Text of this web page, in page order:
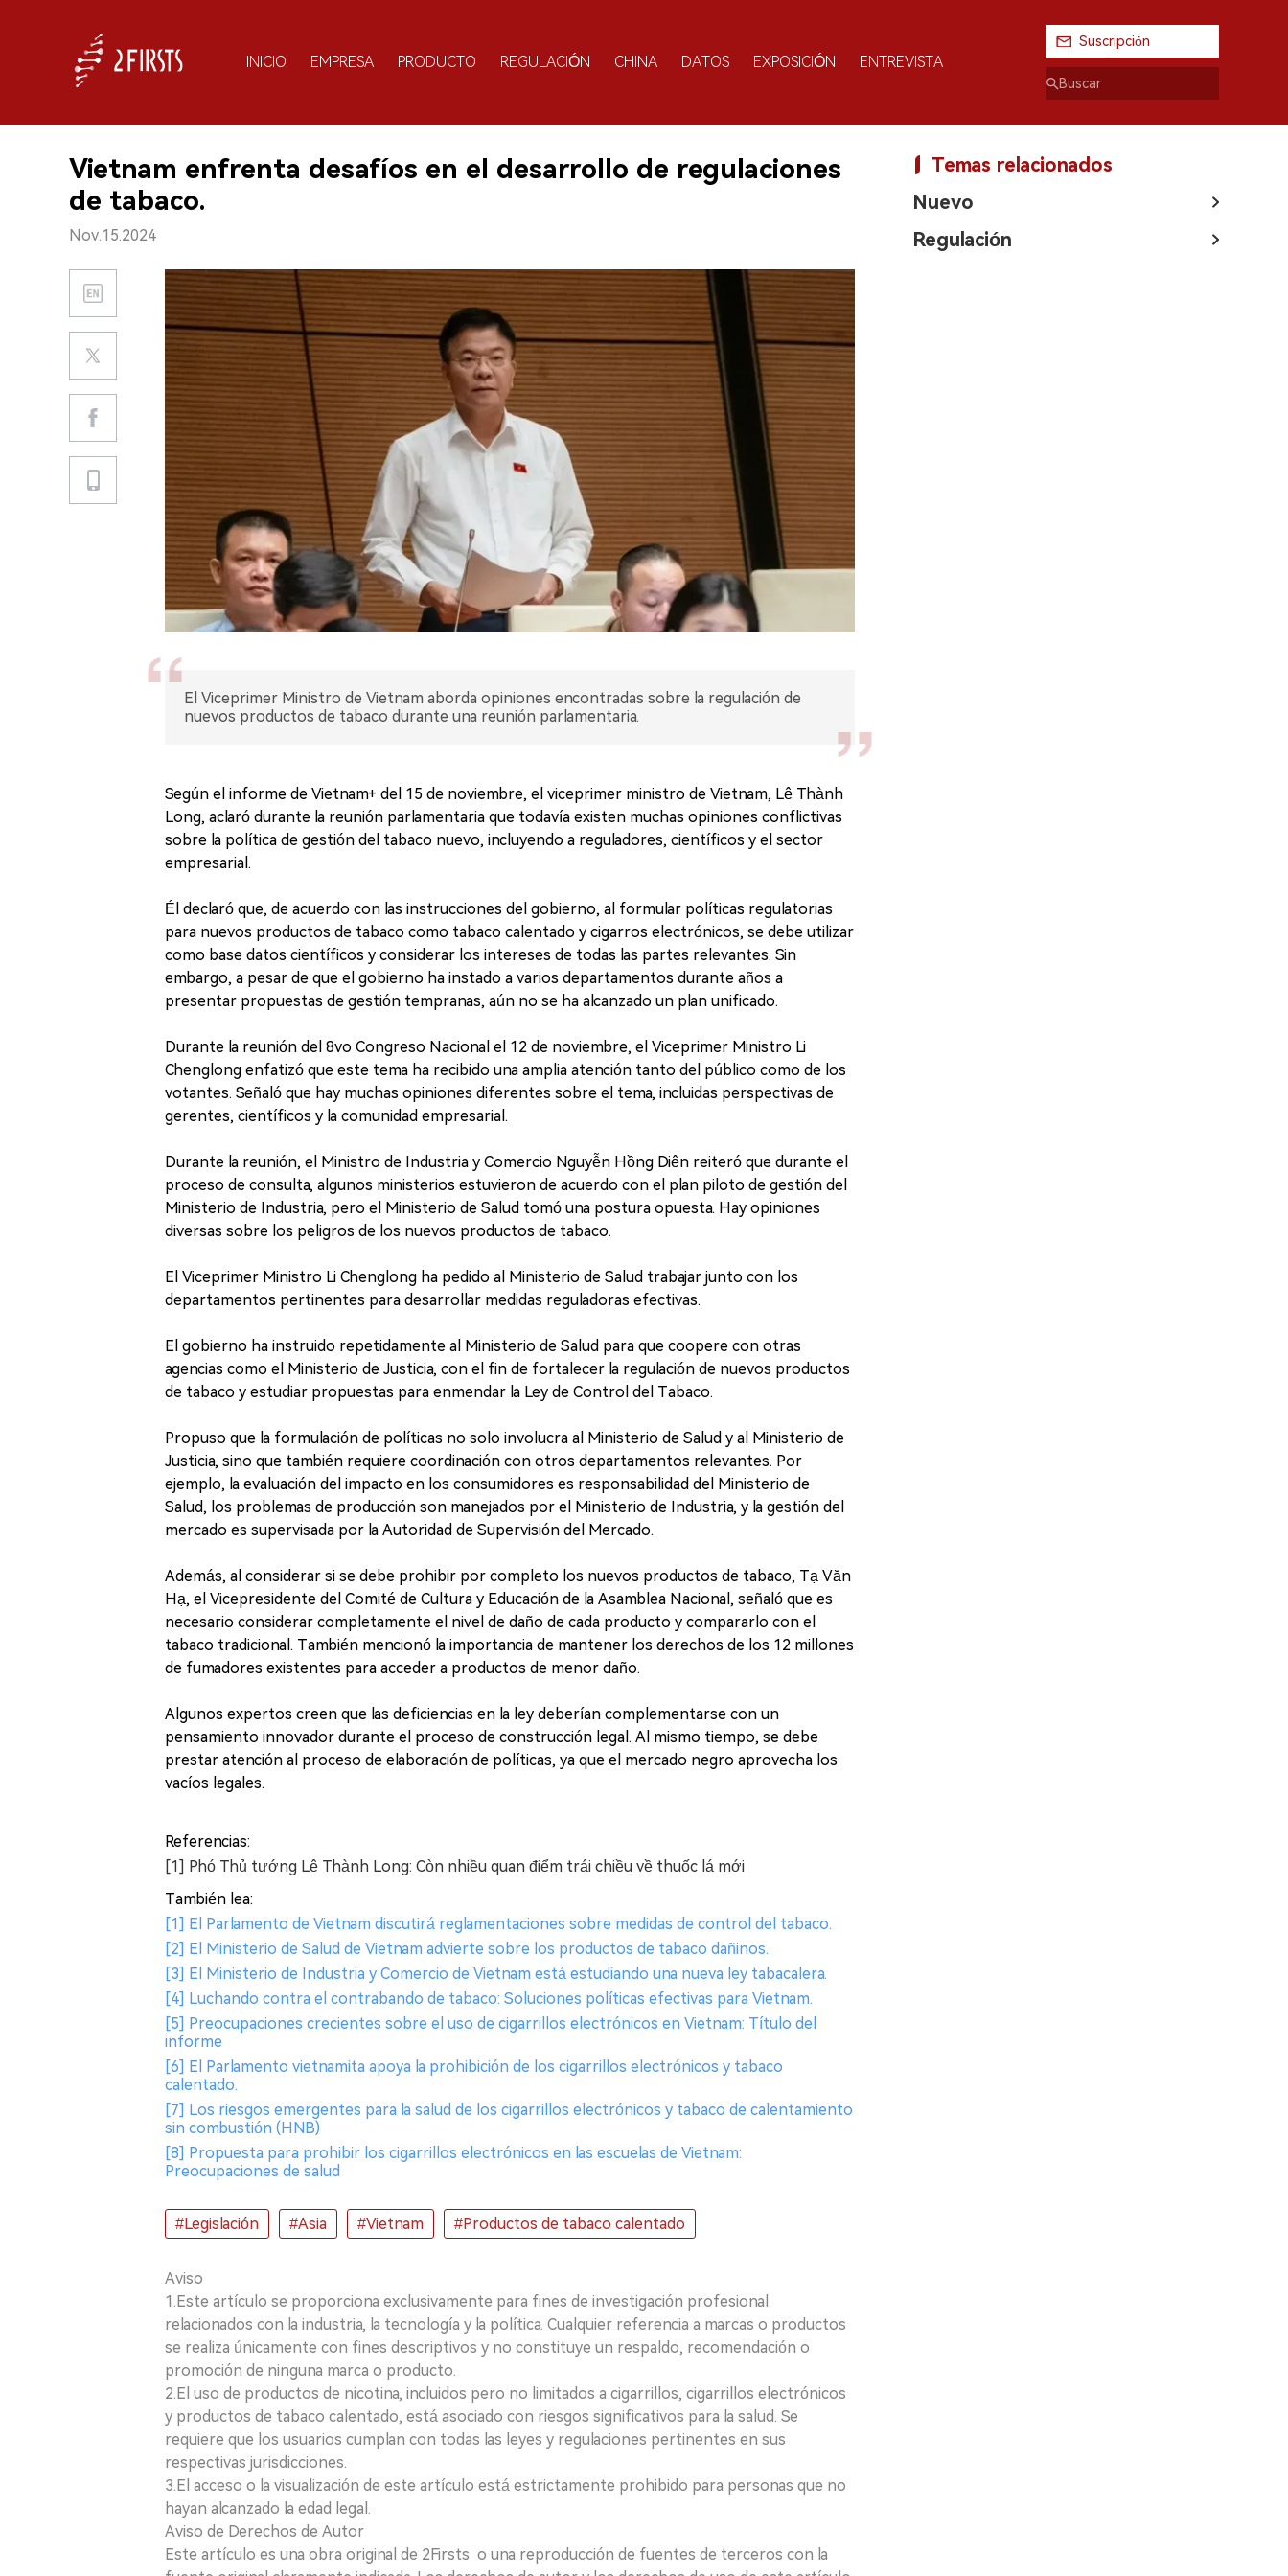
INICIO EMPRESA PRODUCTO REGULACIÓN CHINA DATOS EXPOSICIÓN ENTREVISTA
Suscripción
Vietnam enfrenta desafíos en el desarrollo de regulaciones
de tabaco.
Nov.15.2024
El Viceprimer Ministro de Vietnam aborda opiniones encontradas sobre la regulación de
nuevos productos de tabaco durante una reunión parlamentaria.
Según el informe de Vietnam+ del 15 de noviembre, el viceprimer ministro de Vietnam, Lê Thành
Long, aclaró durante la reunión parlamentaria que todavía existen muchas opiniones conflictivas
sobre la política de gestión del tabaco nuevo, incluyendo a reguladores, científicos y el sector
empresarial.
Él declaró que, de acuerdo con las instrucciones del gobierno, al formular políticas regulatorias
para nuevos productos de tabaco como tabaco calentado y cigarros electrónicos, se debe utilizar
como base datos científicos y considerar los intereses de todas las partes relevantes. Sin
embargo, a pesar de que el gobierno ha instado a varios departamentos durante años a
presentar propuestas de gestión tempranas, aún no se ha alcanzado un plan unificado.
Durante la reunión del 8vo Congreso Nacional el 12 de noviembre, el Viceprimer Ministro Li
Chenglong enfatizó que este tema ha recibido una amplia atención tanto del público como de los
votantes. Señaló que hay muchas opiniones diferentes sobre el tema, incluidas perspectivas de
gerentes, científicos y la comunidad empresarial.
Durante la reunión, el Ministro de Industria y Comercio Nguyễn Hồng Diên reiteró que durante el
proceso de consulta, algunos ministerios estuvieron de acuerdo con el plan piloto de gestión del
Ministerio de Industria, pero el Ministerio de Salud tomó una postura opuesta. Hay opiniones
diversas sobre los peligros de los nuevos productos de tabaco.
El Viceprimer Ministro Li Chenglong ha pedido al Ministerio de Salud trabajar junto con los
departamentos pertinentes para desarrollar medidas reguladoras efectivas.
El gobierno ha instruido repetidamente al Ministerio de Salud para que coopere con otras
agencias como el Ministerio de Justicia, con el fin de fortalecer la regulación de nuevos productos
de tabaco y estudiar propuestas para enmendar la Ley de Control del Tabaco.
Propuso que la formulación de políticas no solo involucra al Ministerio de Salud y al Ministerio de
Justicia, sino que también requiere coordinación con otros departamentos relevantes. Por
ejemplo, la evaluación del impacto en los consumidores es responsabilidad del Ministerio de
Salud, los problemas de producción son manejados por el Ministerio de Industria, y la gestión del
mercado es supervisada por la Autoridad de Supervisión del Mercado.
Además, al considerar si se debe prohibir por completo los nuevos productos de tabaco, Tạ Văn
Hạ, el Vicepresidente del Comité de Cultura y Educación de la Asamblea Nacional, señaló que es
necesario considerar completamente el nivel de daño de cada producto y compararlo con el
tabaco tradicional. También mencionó la importancia de mantener los derechos de los 12 millones
de fumadores existentes para acceder a productos de menor daño.
Algunos expertos creen que las deficiencias en la ley deberían complementarse con un
pensamiento innovador durante el proceso de construcción legal. Al mismo tiempo, se debe
prestar atención al proceso de elaboración de políticas, ya que el mercado negro aprovecha los
vacíos legales.
Referencias:
[1] Phó Thủ tướng Lê Thành Long: Còn nhiều quan điểm trái chiều về thuốc lá mới
También lea:
[1] El Parlamento de Vietnam discutirá reglamentaciones sobre medidas de control del tabaco.
[2] El Ministerio de Salud de Vietnam advierte sobre los productos de tabaco dañinos.
[3] El Ministerio de Industria y Comercio de Vietnam está estudiando una nueva ley tabacalera.
[4] Luchando contra el contrabando de tabaco: Soluciones políticas efectivas para Vietnam.
[5] Preocupaciones crecientes sobre el uso de cigarrillos electrónicos en Vietnam: Título del
informe
[6] El Parlamento vietnamita apoya la prohibición de los cigarrillos electrónicos y tabaco
calentado.
[7] Los riesgos emergentes para la salud de los cigarrillos electrónicos y tabaco de calentamiento
sin combustión (HNB)
[8] Propuesta para prohibir los cigarrillos electrónicos en las escuelas de Vietnam:
Preocupaciones de salud
#Legislación #Asia #Vietnam #Productos de tabaco calentado
Aviso
1.Este artículo se proporciona exclusivamente para fines de investigación profesional
relacionados con la industria, la tecnología y la política. Cualquier referencia a marcas o productos
se realiza únicamente con fines descriptivos y no constituye un respaldo, recomendación o
promoción de ninguna marca o producto.
2.El uso de productos de nicotina, incluidos pero no limitados a cigarrillos, cigarrillos electrónicos
y productos de tabaco calentado, está asociado con riesgos significativos para la salud. Se
requiere que los usuarios cumplan con todas las leyes y regulaciones pertinentes en sus
respectivas jurisdicciones.
3.El acceso o la visualización de este artículo está estrictamente prohibido para personas que no
hayan alcanzado la edad legal.
Aviso de Derechos de Autor
Este artículo es una obra original de 2Firsts o una reproducción de fuentes de terceros con la
Temas relacionados
Nuevo
Regulación